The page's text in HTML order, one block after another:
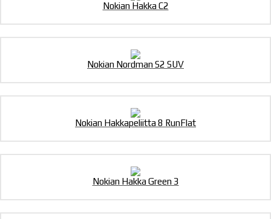
Nokian Hakka C2
Nokian Nordman S2 SUV
Nokian Hakkapeliitta 8 RunFlat
Nokian Hakka Green 3